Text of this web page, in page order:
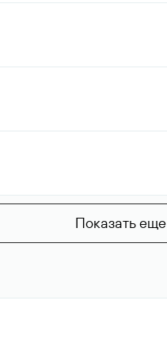
Показать еще